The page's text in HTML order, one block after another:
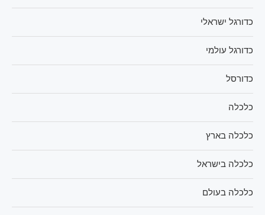
כדורגל ישראלי
כדורגל עולמי
כדורסל
כלכלה
כלכלה בארץ
כלכלה בישראל
כלכלה בעולם